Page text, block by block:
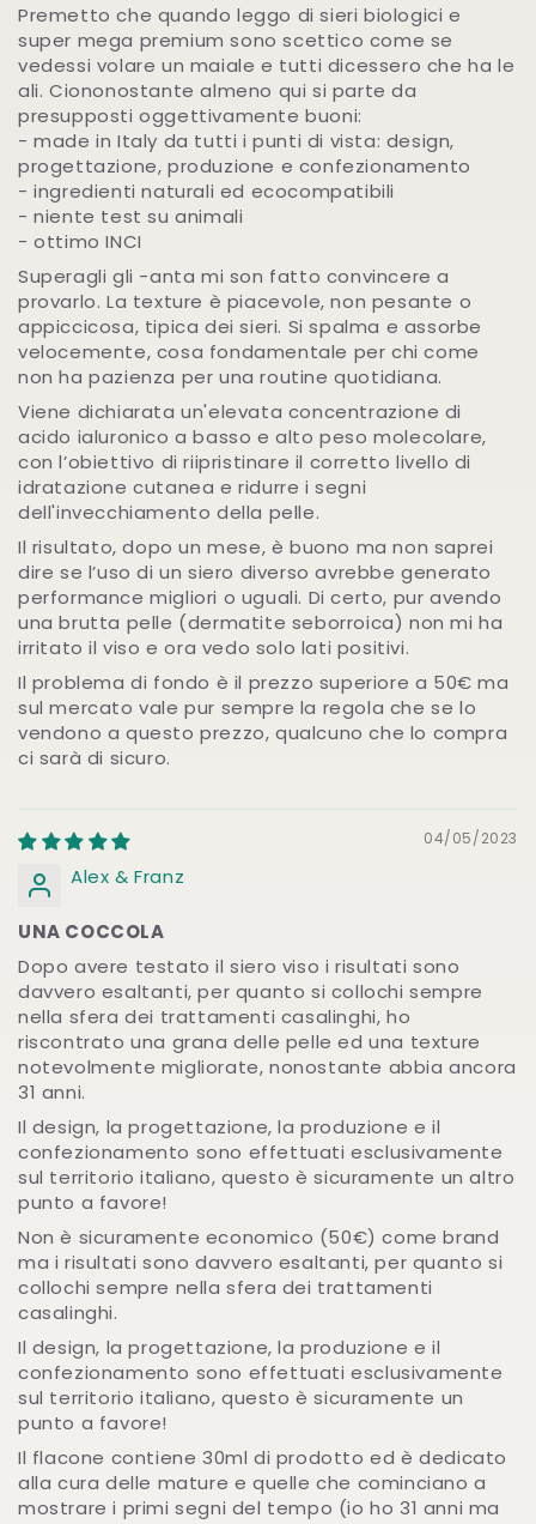
Premetto che quando leggo di sieri biologici e
super mega premium sono scettico come se
vedessi volare un maiale e tutti dicessero che ha le
ali. Ciononostante almeno qui si parte da
presupposti oggettivamente buoni:
- made in Italy da tutti i punti di vista: design,
progettazione, produzione e confezionamento
- ingredienti naturali ed ecocompatibili
- niente test su animali
- ottimo INCI
Superagli gli -anta mi son fatto convincere a
provarlo. La texture è piacevole, non pesante o
appiccicosa, tipica dei sieri. Si spalma e assorbe
velocemente, cosa fondamentale per chi come
non ha pazienza per una routine quotidiana.
Viene dichiarata un'elevata concentrazione di
acido ialuronico a basso e alto peso molecolare,
con l’obiettivo di riipristinare il corretto livello di
idratazione cutanea e ridurre i segni
dell'invecchiamento della pelle.
Il risultato, dopo un mese, è buono ma non saprei
dire se l’uso di un siero diverso avrebbe generato
performance migliori o uguali. Di certo, pur avendo
una brutta pelle (dermatite seborroica) non mi ha
irritato il viso e ora vedo solo lati positivi.
Il problema di fondo è il prezzo superiore a 50€ ma
sul mercato vale pur sempre la regola che se lo
vendono a questo prezzo, qualcuno che lo compra
ci sarà di sicuro.
04/05/2023
Alex & Franz
UNA COCCOLA
Dopo avere testato il siero viso i risultati sono
davvero esaltanti, per quanto si collochi sempre
nella sfera dei trattamenti casalinghi, ho
riscontrato una grana delle pelle ed una texture
notevolmente migliorate, nonostante abbia ancora
31 anni.
Il design, la progettazione, la produzione e il
confezionamento sono effettuati esclusivamente
sul territorio italiano, questo è sicuramente un altro
punto a favore!
Non è sicuramente economico (50€) come brand
ma i risultati sono davvero esaltanti, per quanto si
collochi sempre nella sfera dei trattamenti
casalinghi.
Il design, la progettazione, la produzione e il
confezionamento sono effettuati esclusivamente
sul territorio italiano, questo è sicuramente un
punto a favore!
Il flacone contiene 30ml di prodotto ed è dedicato
alla cura delle mature e quelle che cominciano a
mostrare i primi segni del tempo (io ho 31 anni ma